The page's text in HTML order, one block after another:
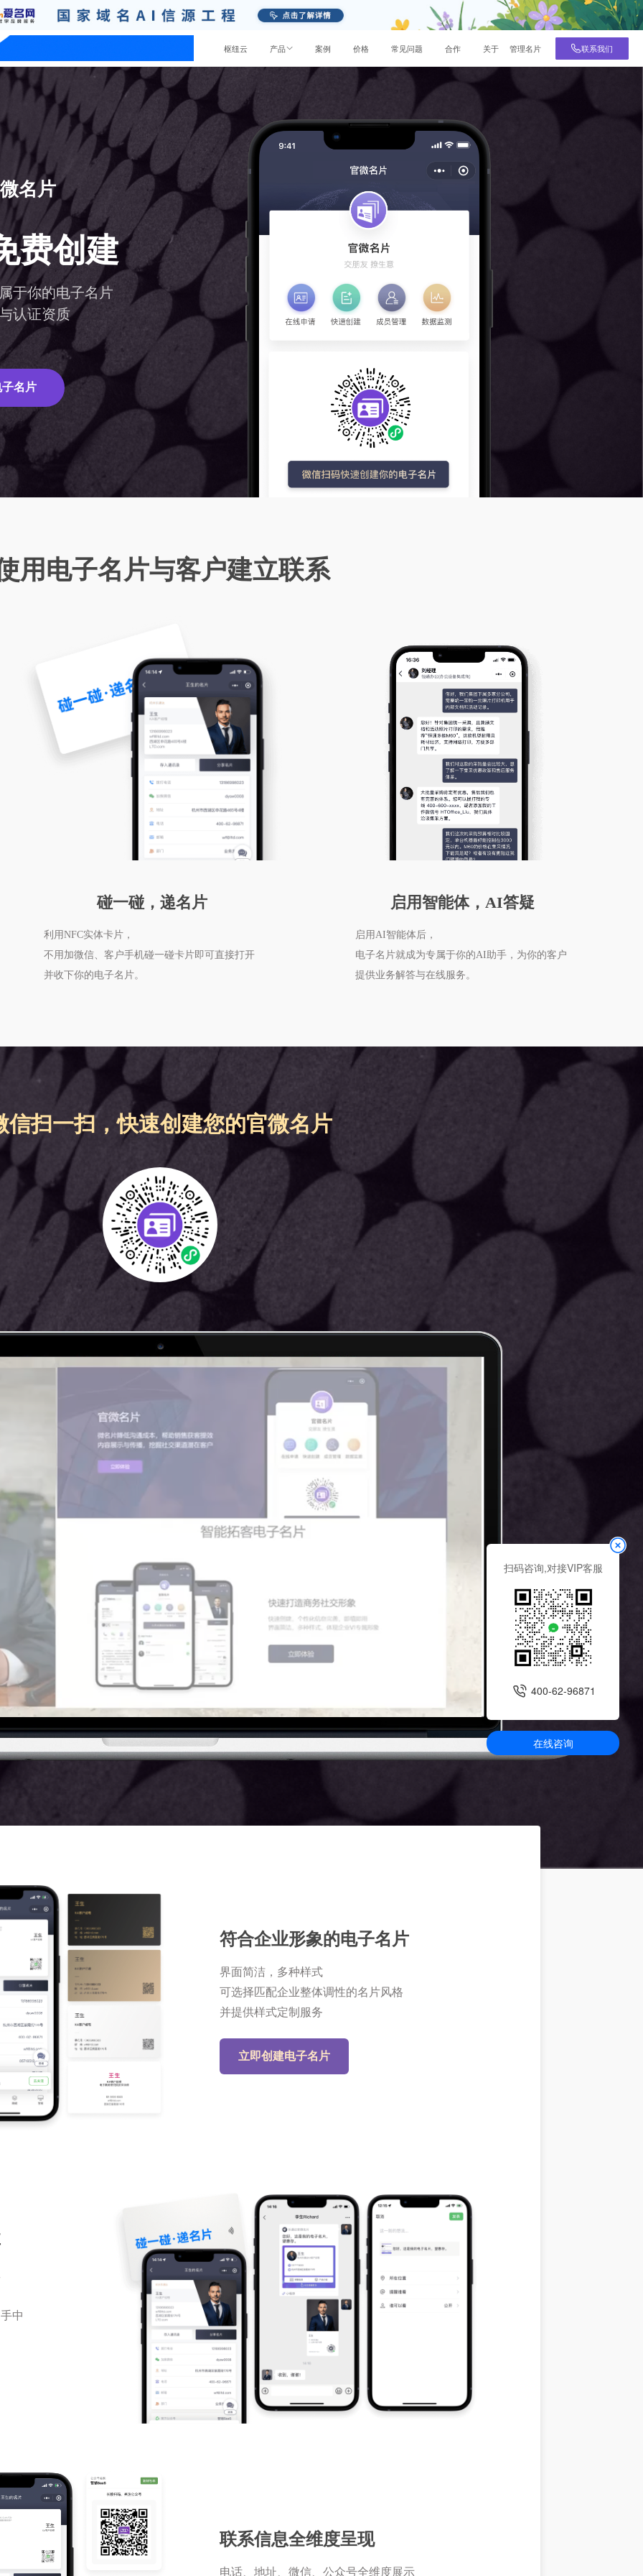
枢纽云 产品 案例 价格 常见问题 合作 关于 管理名片 联系我们
预约回电
无需等候
提交预约，我们会按时回电
预约回电
在线聊天
了解您的需求、帮您提供解决方案
在线聊天
营销方法
技术分享
博客 帮助
销
中台
、视频、文件等内容管理安全存
随用随取
社交营销
享、分发和对应数据，分析更
光和引流
知识库
知识库让员工高效转化客户、
户成功
素材库
库与素材库集中管理积累，合
规避侵权违规风险
链接推广
业务表单
用于调研、报名、预约和投票自动归
集获取反馈数据
微名片降低沟通成本帮助销售获客提
效
对接企业微信
打通企业微信，极大释放客户连接能
在线客服
数据中台
私域数据沉淀
把控全局，数据全面监听变化让数据
为营销指南
商机线索管理
让每个客户都能第一时间接待，帮助
企业提升销售业绩
牌官网
体系信息在线管理
、试驾、买卖租赁
率和公共服务水平
率，解决成员管理
小程序
商城小程序
微信小程序端的商城系统
官网小程序
微信小程序端的官方网站
其它
业务表单
跨境电商
数字化出海跨境电商，支持PayPal、
Stripe
快速搭建垂直人才招聘平台，支持企业端
发布招聘及查看简历
营学堂
程
建站与网页制作教程
系统功能教程
作视频，快速掌握新技巧
营销干货视频讲解
网Vlog
官微中心一个后台的数
的视频内容，通过全视频网站
展示
可能遇到的常见问题并解答
客户中心
LTD学院
LTD方法论、Martech、入站营销、DTC
模式营销等营销干货
营销干货
LTD方法论、Martech、入站营销、DTC
营销、营销指南等分享
数字化网站案例
询等各类型客户
客户案例
品牌集团、汽车房产、医疗预约、法律咨
询等各类型客户
行业支持
杭州电子商务研究院
企业微信服务商
Martech产业云图
名片
费创建
名片
于你的电子名片
认证资质
用电子名片与客户建立联系
利用NFC实体卡片，
不用加微信、客户手机碰一碰卡片即可直接打开
并收下你的电子名片。
启用智能体，AI答疑
启用AI智能体后，
电子名片就成为专属于你的AI助手，为你的客户
提供业务解答与在线服务。
碰一碰，递名片
信扫一扫，快速创建您的官微名片
立即创建电子名片
符合企业形象的电子名片
界面简洁，多种样式
可选择匹配企业整体调性的名片风格
并提供样式定制服务
中
联系信息全维度呈现
电话、地址、微信、公众号全维度展示
扫码咨询,对接VIP客服
400-62-96871
在线咨询